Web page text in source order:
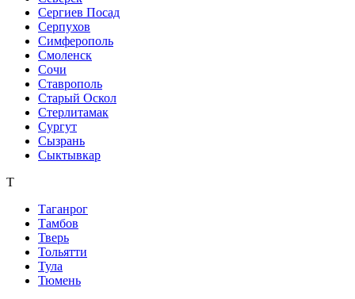
Сергиев Посад
Серпухов
Симферополь
Смоленск
Сочи
Ставрополь
Старый Оскол
Стерлитамак
Сургут
Сызрань
Сыктывкар
Т
Таганрог
Тамбов
Тверь
Тольятти
Тула
Тюмень